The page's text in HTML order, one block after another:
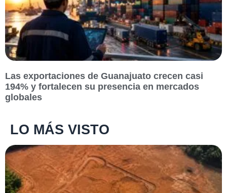
Las exportaciones de Guanajuato crecen casi
194% y fortalecen su presencia en mercados
globales
LO MÁS VISTO